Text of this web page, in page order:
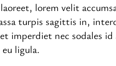
lorem velit
turpis sagittis in,
imperdiet nec sodales id
ligula.